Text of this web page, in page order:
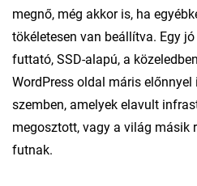
megnő, még akkor is, ha
tökéletesen van beállítva. Egy
futtató, SSD-alapú, a
WordPress oldal máris
szemben, amelyek elavult
megosztott, vagy a világ másik
futnak.